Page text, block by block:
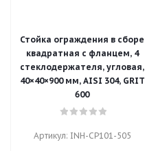
Стойка ограждения в сборе
квадратная с фланцем, 4
стеклодержателя, угловая,
40×40×900 мм, AISI 304, GRIT
600
Артикул: INH-CP101-505